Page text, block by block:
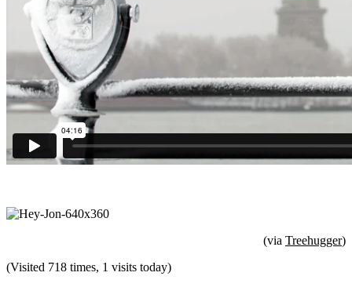
(via Treehugger)
(Visited 718 times, 1 visits today)